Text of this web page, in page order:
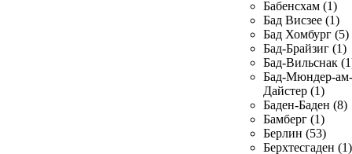
Бабенсхам (1)
Бад Висзее (1)
Бад Хомбург (5)
Бад-Брайзиг (1)
Бад-Вильснак
Бад-Мюндер-ам-
Дайстер (1)
Баден-Баден (8)
Бамберг (1)
Берлин (53)
Берхтесгаден (1)